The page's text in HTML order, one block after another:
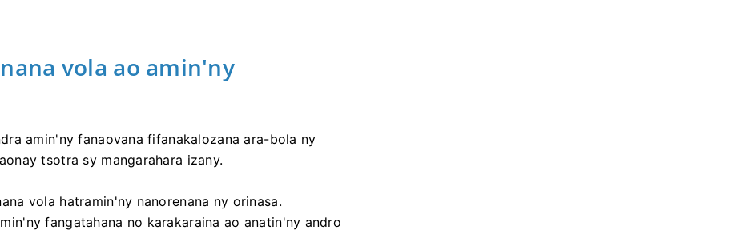
vola ao amin'ny
amin'ny fanaovana fifanakalozana ara-bola ny
tsotra sy mangarahara izany.
vola hatramin'ny nanorenana ny orinasa.
fangatahana no karakaraina ao anatin'ny andro